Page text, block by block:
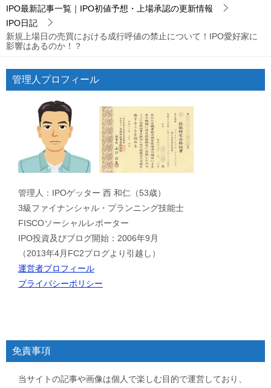
IPO最新記事一覧｜IPO初値予想・上場承認の更新情報
IPO日記
新規上場日の売買における成行呼値の禁止について！IPO愛好家に
影響はあるのか！？
管理人プロフィール
管理人：IPOゲッター 西 和仁（53歳）
3級ファイナンシャル・プランニング技能士
FISCOソーシャルレポーター
IPO投資及びブログ開始：2006年9月
（2013年4月FC2ブログより引越し）
運営者プロフィール
プライバシーポリシー
免責事項
当サイトの記事や画像は個人で楽しむ目的で運営しており、